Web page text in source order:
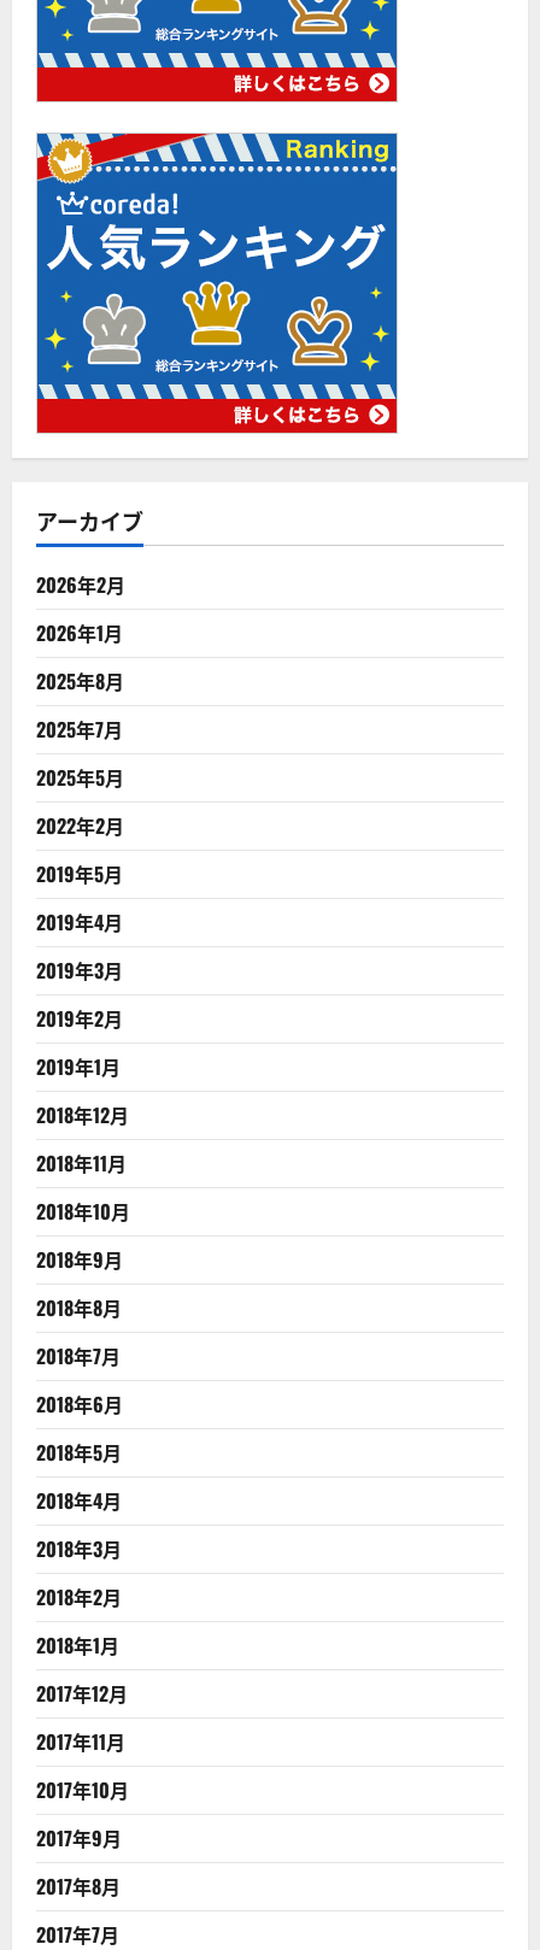
アーカイブ
2026年2月
2026年1月
2025年8月
2025年7月
2025年5月
2022年2月
2019年5月
2019年4月
2019年3月
2019年2月
2019年1月
2018年12月
2018年11月
2018年10月
2018年9月
2018年8月
2018年7月
2018年6月
2018年5月
2018年4月
2018年3月
2018年2月
2018年1月
2017年12月
2017年11月
2017年10月
2017年9月
2017年8月
2017年7月